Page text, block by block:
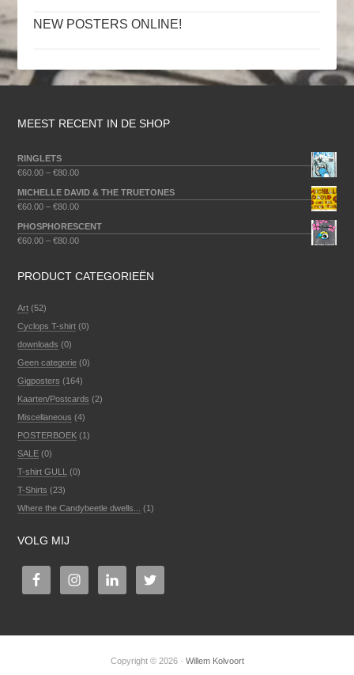
NEW POSTERS ONLINE!
MEEST RECENT IN DE SHOP
RINGLETS
€60.00 –€80.00
MICHELLE DAVID & THE TRUETONES
€60.00 –€80.00
PHOSPHORESCENT
€60.00 –€80.00
PRODUCT CATEGORIEËN
Art (52)
Cyclops T-shirt (0)
downloads (0)
Geen categorie (0)
Gigposters (164)
Kaarten/Postcards (2)
Miscellaneous (4)
POSTERBOEK (1)
SALE (0)
T-shirt GULL
(0)
T-Shirts (23)
Where the Candybeetle dwells...
(1)
VOLG MIJ
Copyright © 2026 · Willem Kolvoort